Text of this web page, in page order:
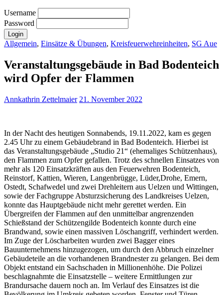
Username
Password
Allgemein, Einsätze & Übungen, Kreisfeuerwehreinheiten, SG Aue
Veranstaltungsgebäude in Bad Bodenteich
wird Opfer der Flammen
Annkathrin Zettelmaier 21. November 2022
In der Nacht des heutigen Sonnabends, 19.11.2022, kam es gegen
2.45 Uhr zu einem Gebäudebrand in Bad Bodenteich. Hierbei ist
das Veranstaltungsgebäude „Studio 21“ (ehemaliges Schützenhaus),
den Flammen zum Opfer gefallen. Trotz des schnellen Einsatzes von
mehr als 120 Einsatzkräften aus den Feuerwehren Bodenteich,
Reinstorf, Kattien, Wieren, Langenbrügge, Lüder,Drohe, Emern,
Ostedt, Schafwedel und zwei Drehleitern aus Uelzen und Wittingen,
sowie der Fachgruppe Absturzsicherung des Landkreises Uelzen,
konnte das Hauptgebäude nicht mehr gerettet werden. Ein
Übergreifen der Flammen auf den unmittelbar angrenzenden
Schießstand der Schützengilde Bodenteich konnte durch eine
Brandwand, sowie einen massiven Löschangriff, verhindert werden.
Im Zuge der Löscharbeiten wurden zwei Bagger eines
Bauunternehmens hinzugezogen, um durch den Abbruch einzelner
Gebäudeteile an die vorhandenen Brandnester zu gelangen. Bei dem
Objekt entstand ein Sachschaden in Millionenhöhe. Die Polizei
beschlagnahmte die Einsatzstelle – weitere Ermittlungen zur
Brandursache dauern noch an. Im Verlauf des Einsatzes ist die